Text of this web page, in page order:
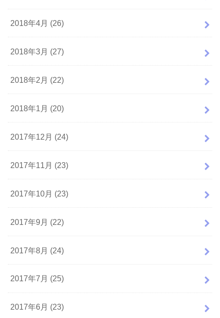
2018年4月 (26)
2018年3月 (27)
2018年2月 (22)
2018年1月 (20)
2017年12月 (24)
2017年11月 (23)
2017年10月 (23)
2017年9月 (22)
2017年8月 (24)
2017年7月 (25)
2017年6月 (23)